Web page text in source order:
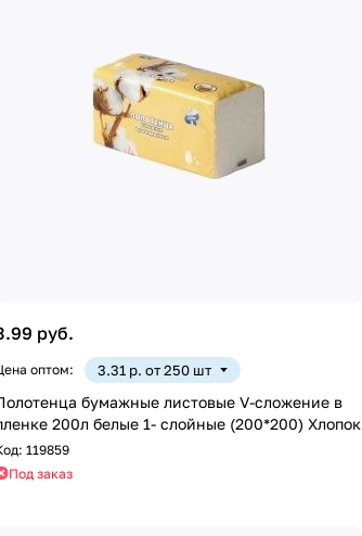
руб.
оптом: 3.31 р. от 250 шт
бумажные листовые V-сложение в
пленке 200л белые 1- слойные (200*200) Хлопок
119859
Под заказ